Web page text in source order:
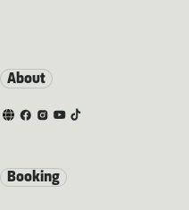
About
Booking